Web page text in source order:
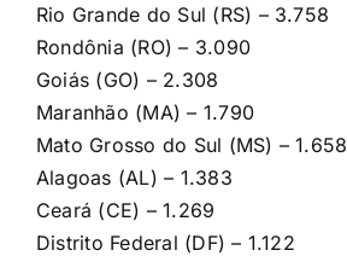
Rio Grande do Sul (RS) – 3.758
Rondônia (RO) – 3.090
Goiás (GO) – 2.308
Maranhão (MA) – 1.790
Mato Grosso do Sul (MS) – 1.658
Alagoas (AL) – 1.383
Ceará (CE) – 1.269
Distrito Federal (DF) – 1.122